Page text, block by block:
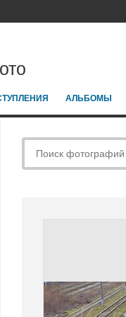
АЛЬБОМЫ